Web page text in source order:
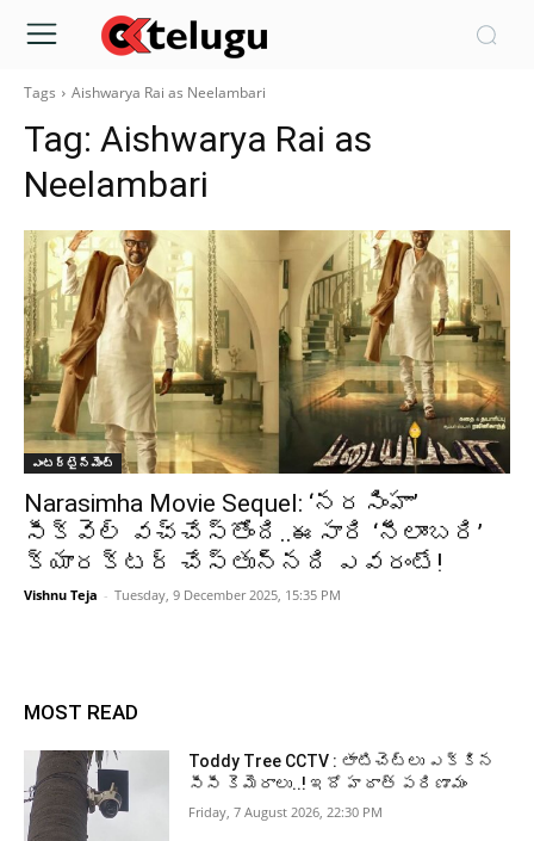
Tags Aishwarya Rai as Neelambari
Tag: Aishwarya Rai as
Neelambari
ఎంటర్టైన్మెంట్
Narasimha Movie Sequel: ‘నరసింహా’
సీక్వెల్ వచ్చేస్తోంది..ఈసారి ‘నీలాంబరి’
క్యారక్టర్ చేస్తున్నది ఎవరంటే!
Vishnu Teja - Tuesday, 9 December 2025, 15:35 PM
MOST READ
Toddy Tree CCTV : తాటిచెట్లు ఎక్కిన
సీసీ కెమెరాలు..! ఇదో హఠాత్ పరిణామం
Friday, 7 August 2026, 22:30 PM